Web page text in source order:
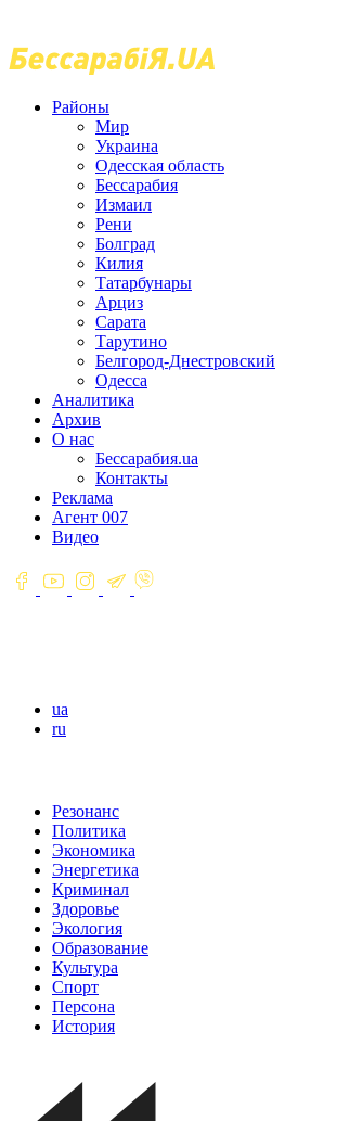
Районы
Мир
Украина
Одесская область
Бессарабия
Измаил
Рени
Болград
Килия
Татарбунары
Арциз
Сарата
Тарутино
Белгород-Днестровский
Одесса
Аналитика
Архив
О нас
Бессарабия.ua
Контакты
Реклама
Агент 007
Видео
ua
ru
Резонанс
Политика
Экономика
Энергетика
Криминал
Здоровье
Экология
Образование
Культура
Спорт
Персона
История